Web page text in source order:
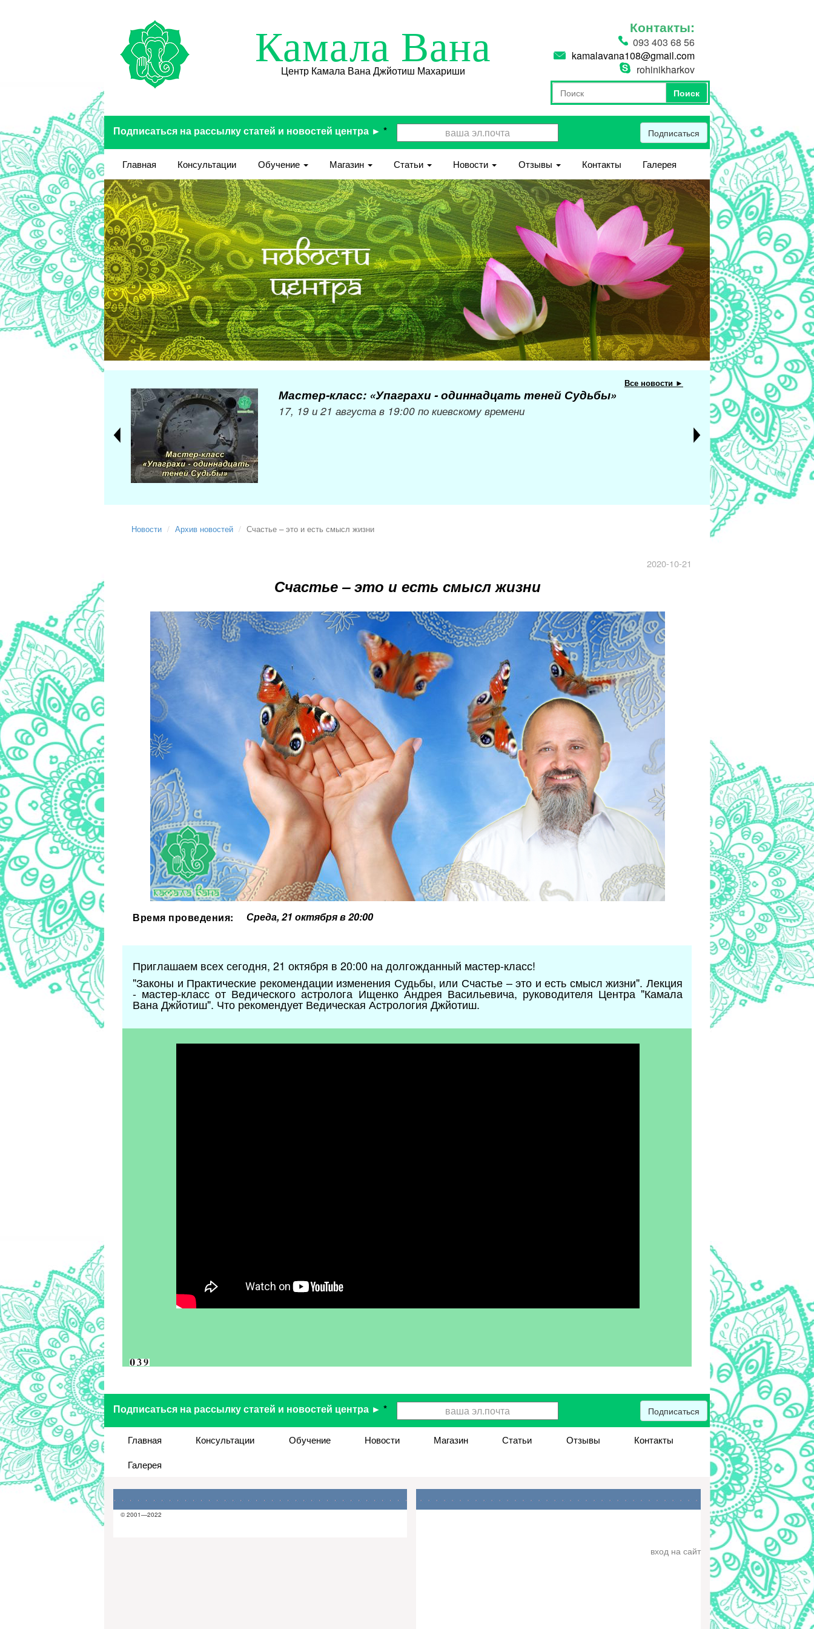
Камала Вана
Центр Камала Вана Джйотиш Махариши
Контакты:
093 403 68 56
kamalavana108@gmail.com
rohinikharkov
Форма поиска
Поиск
Поиск
Подписаться на рассылку статей и новостей центра ► * Подписаться
Главная Консультации Обучение Магазин Статьи Новости Отзывы Контакты Галерея
Все новости ►
Мастер-класс: «Упаграхи - одиннадцать теней Судьбы»
17, 19 и 21 августа в 19:00 по киевскому времени
Новости Архив новостей Счастье – это и есть смысл жизни
2020-10-21
Счастье – это и есть смысл жизни
Время проведения: Среда, 21 октября в 20:00
Приглашаем всех сегодня, 21 октября в 20:00 на долгожданный мастер-класс!
"Законы и Практические рекомендации изменения Судьбы, или Счастье – это и есть смысл жизни". Лекция
- мастер-класс от Ведического астролога Ищенко Андрея Васильевича, руководителя Центра "Камала
Вана Джйотиш". Что рекомендует Ведическая Астрология Джйотиш.
Подписаться на рассылку статей и новостей центра ► * Подписаться
Главная Консультации Обучение Новости Магазин Статьи Отзывы
Контакты
Галерея
© 2001—2022
вход на сайт